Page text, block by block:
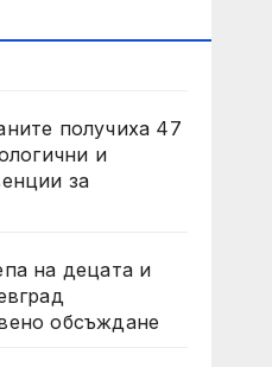
получиха 47
и
за
на децата и
обсъждане